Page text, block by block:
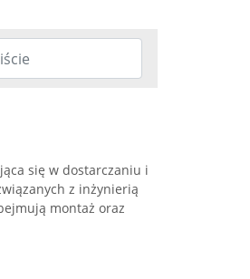
się w dostarczaniu i
z inżynierią
montaż oraz